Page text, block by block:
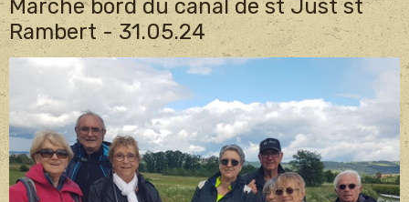
Marche bord du canal de st Just st
Rambert - 31.05.24